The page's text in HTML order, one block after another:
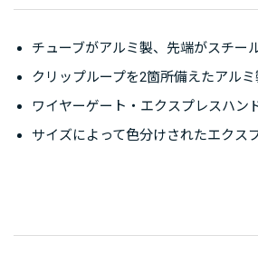
チューブがアルミ製、先端がスチー
クリップループを2箇所備えたアル
ワイヤーゲート・エクスプレスハン
サイズによって色分けされたエクス